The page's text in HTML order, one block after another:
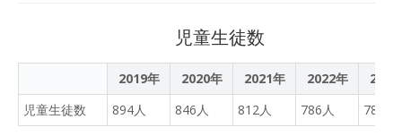
児童生徒数
2019年 2020年 2021年 2022年
2023
児童生徒数
894人 846人 812人 786人 784人